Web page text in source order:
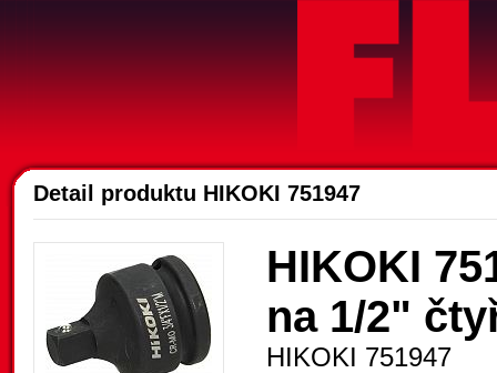
Detail produktu HIKOKI 751947
HIKOKI
na 1/2"
HIKOKI 751947